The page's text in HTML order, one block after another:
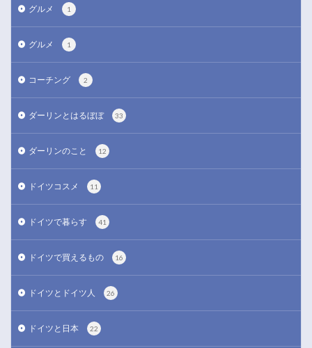
グルメ 1
グルメ 1
コーチング 2
ダーリンとはるぼぼ 33
ダーリンのこと 12
ドイツコスメ 11
ドイツで暮らす 41
ドイツで買えるもの 16
ドイツとドイツ人 26
ドイツと日本 22